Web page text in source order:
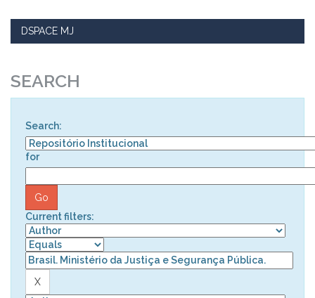
DSPACE MJ
SEARCH
Search:
for
Current filters: